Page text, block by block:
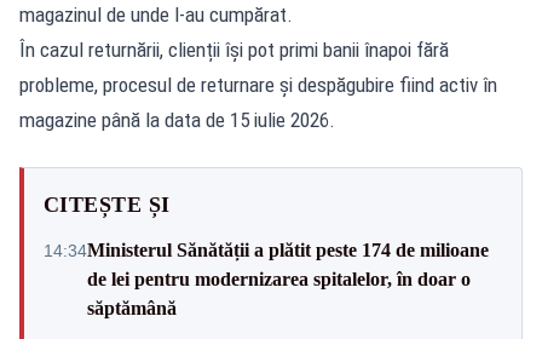
magazinul de unde l-au cumpărat.
În cazul returnării, clienții își pot primi banii înapoi fără
probleme, procesul de returnare și despăgubire fiind activ în
magazine până la data de 15 iulie 2026.
CITEȘTE ȘI
14:34Ministerul Sănătății a plătit peste 174 de milioane
de lei pentru modernizarea spitalelor, în doar o
săptămână